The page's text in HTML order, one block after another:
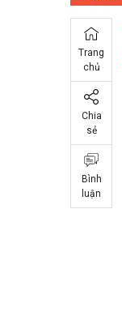
Trang
chủ
Chia
sẻ
Bình
luận